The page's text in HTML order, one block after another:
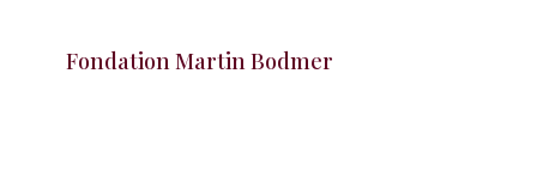
Fondation Martin Bodmer